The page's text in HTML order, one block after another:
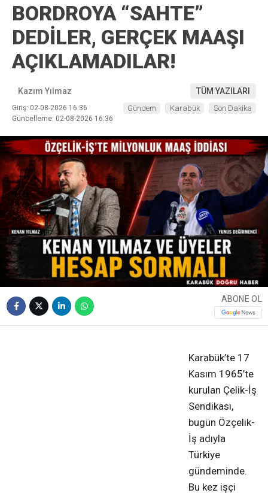
BORDROYA “SAHTE”
DEDİLER, GERÇEK MAAŞI
AÇIKLAMADILAR!
Kazım Yılmaz TÜM YAZILARI
Giriş: 02-08-2026 16:36
Güncelleme: 02-08-2026 16:36
Gündem Karabük Son Dakika
ABONE OL
Karabük’te 17
Kasım 1965’te
kurulan Çelik-İş
Sendikası,
bugün Özçelik-
İş adıyla
Türkiye
gündeminde.
Bu kez işçi